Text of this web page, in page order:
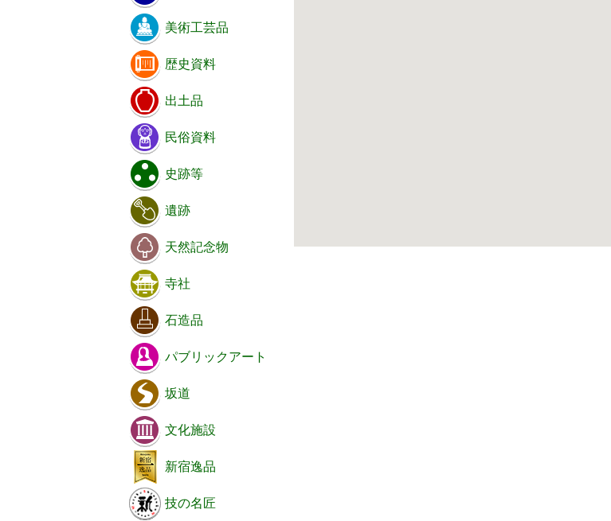
美術工芸品
歴史資料
出土品
民俗資料
史跡等
遺跡
天然記念物
寺社
石造品
パブリックアート
坂道
文化施設
新宿逸品
技の名匠